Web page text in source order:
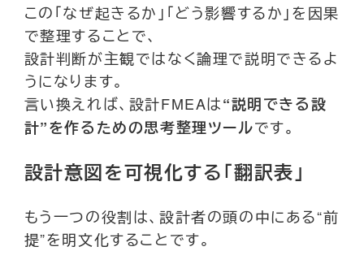
この「なぜ起きるか」「どう影響するか」を因果
で整理することで、
設計判断が主観ではなく論理で説明できるよ
うになります。
言い換えれば、設計FMEAは“説明できる設
計”を作るための思考整理ツールです。
設計意図を可視化する「翻訳表」
もう一つの役割は、設計者の頭の中にある“前
提”を明文化することです。